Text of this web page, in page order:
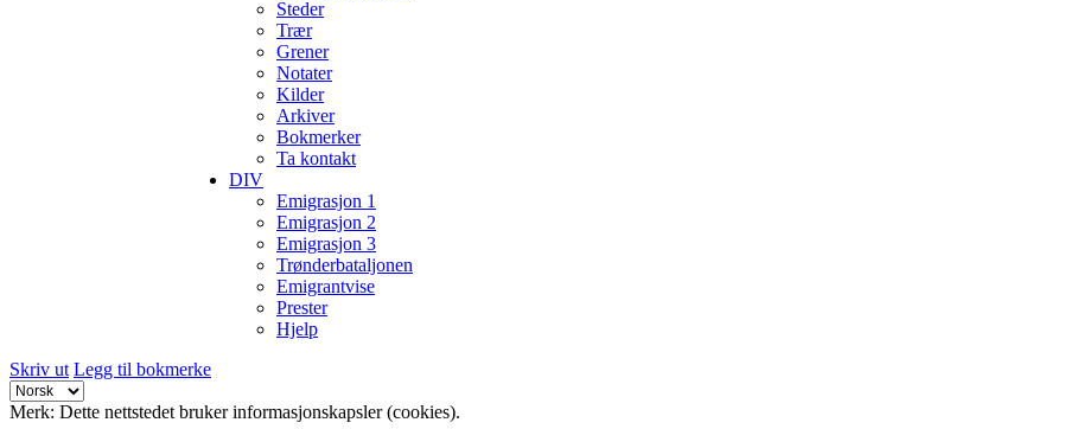
Steder
Trær
Grener
Notater
Kilder
Arkiver
Bokmerker
Ta kontakt
DIV
Emigrasjon 1
Emigrasjon 2
Emigrasjon 3
Trønderbataljonen
Emigrantvise
Prester
Hjelp
Skriv ut Legg til bokmerke
Merk: Dette nettstedet bruker informasjonskapsler (cookies).